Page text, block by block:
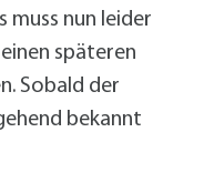
muss nun leider
späteren
Sobald der
bekannt